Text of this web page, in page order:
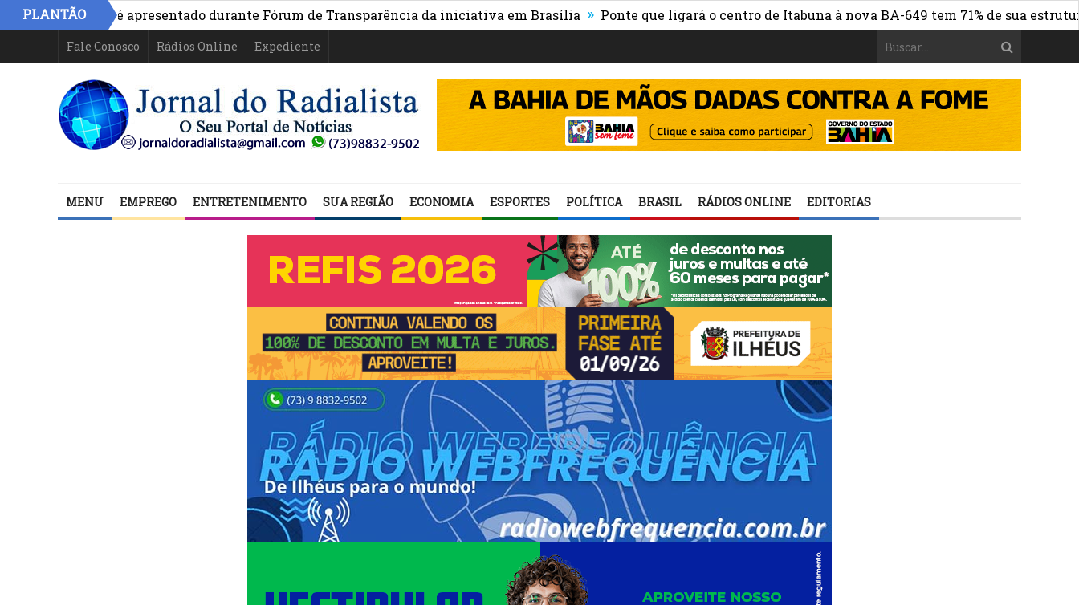
PLANTÃO
na Bahia é apresentado durante Fórum de Transparência da iniciativa em Brasília » Ponte que ligará o centro de Itabuna à nova BA-649 tem 71% de sua estrutura de
Fale Conosco Rádios Online Expediente
MENU EMPREGO ENTRETENIMENTO SUA REGIÃO ECONOMIA ESPORTES POLÍTICA BRASIL RÁDIOS ONLINE EDITORIAS